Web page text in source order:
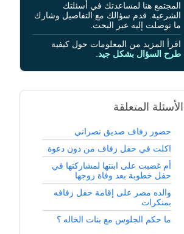
المجتمع هنا لمساعدتك في أسئلتك
الشرعية. قدم سؤالك مع التفاصيل وشارك
ما توصلت إليه عبر البحث.
اقرأ المزيد من المعلومات حول كيفية
طرح السؤال بشكل جيد
الأسئلة المتعلقة
حضور زفاف صديق نصراني
اكلت في حفل زفاف من دون دعوة
أم غضبت على ابنتها لمشاركتها في
حفل خطوبة بعد وفاة زوجها
والده مصر على إقامة حفل زفافه
بمنكرات
ما حكم الجلوس مع بنات الخاله ؟